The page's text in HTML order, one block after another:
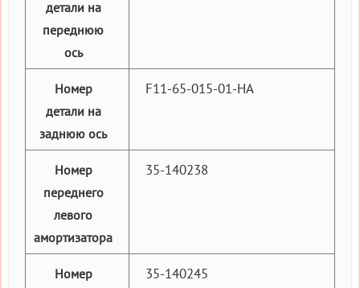
детали на
переднюю
ось
Номер
детали на
заднюю ось
F11-65-015-01-HA
Номер
переднего
левого
амортизатора
35-140238
Номер
35-140245